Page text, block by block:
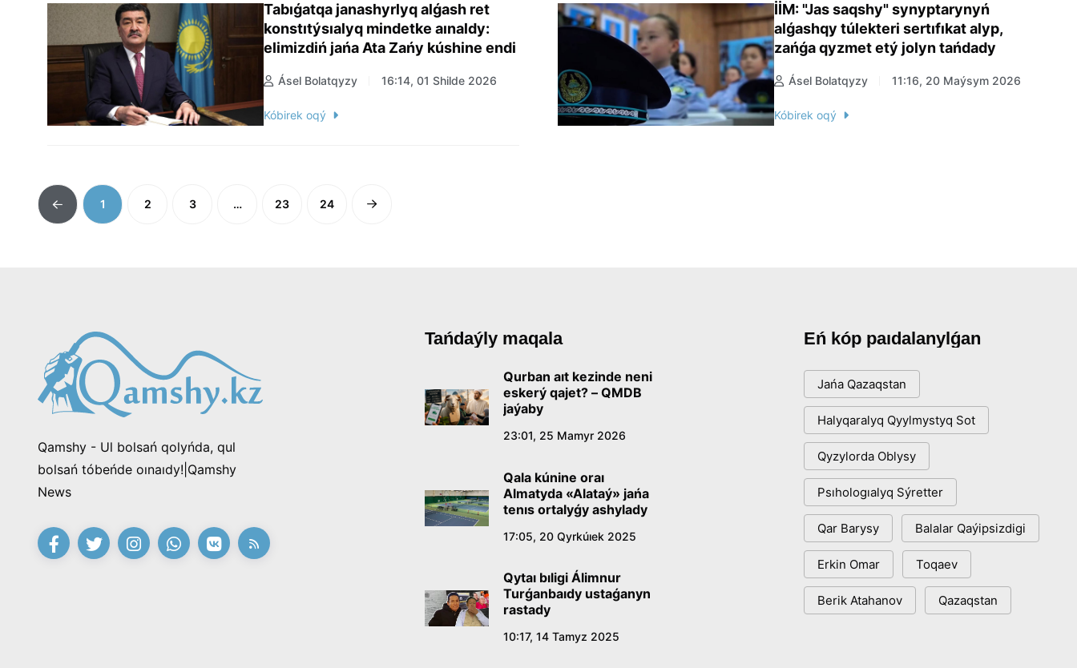
Tabıǵatqa janashyrlyq alǵash ret
konstıtýsıalyq mindetke aınaldy:
elimizdiń jańa Ata Zańy kúshine endi
Ásel Bolatqyzy 16:14, 01 Shilde 2026
Kóbirek oqý
İİM: "Jas saqshy" synyptarynyń
alǵashqy túlekteri sertıfıkat alyp,
zańǵa qyzmet etý jolyn tańdady
Ásel Bolatqyzy 11:16, 20 Maýsym 2026
Kóbirek oqý
1 2 3 … 23 24
Qamshy - Ul bolsań qolyńda, qul
bolsań tóbeńde oınaıdy!|Qamshy
News
Tańdaýly maqala
Qurban aıt kezinde neni
eskerý qajet? – QMDB
jaýaby
23:01, 25 Mamyr 2026
Qala kúnine oraı
Almatyda «Alataý» jańa
tenıs ortalyǵy ashylady
17:05, 20 Qyrkúıek 2025
Qytaı bıligi Álimnur
Turǵanbaıdy ustaǵanyn
rastady
10:17, 14 Tamyz 2025
Eń kóp paıdalanylǵan
Jańa Qazaqstan
Halyqaralyq Qyylmystyq Sot
Qyzylorda Oblysy
Psıhologıalyq Sýretter
Qar Barysy Balalar Qaýipsizdigi
Erkin Omar Toqaev
Berik Atahanov Qazaqstan